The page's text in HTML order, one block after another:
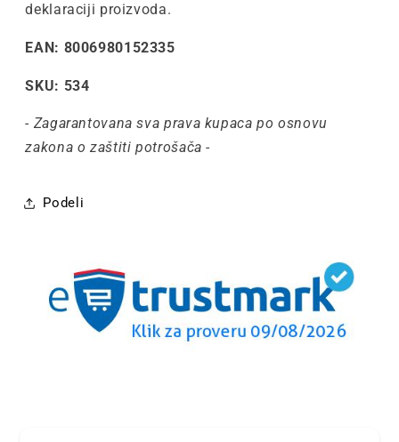
deklaraciji proizvoda.
EAN: 8006980152335
SKU: 534
- Zagarantovana sva prava kupaca po osnovu
zakona o zaštiti potrošača -
Podeli